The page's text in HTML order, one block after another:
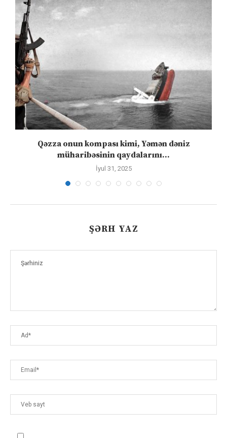
Qəzza onun kompası kimi, Yəmən dəniz
müharibəsinin qaydalarını...
İyul 31, 2025
ŞƏRH YAZ